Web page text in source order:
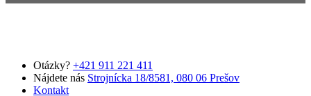
Otázky? +421 911 221 411
Nájdete nás Strojnícka 18/8581, 080 06 Prešov
Kontakt